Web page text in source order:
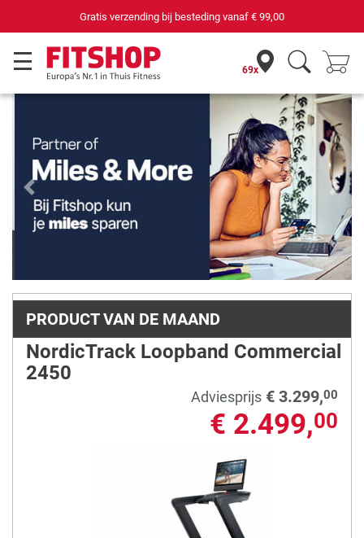
69 filialen met 75 eigen servicemonteurs
69x
Previous Next
PRODUCT VAN DE MAAND
NordicTrack Loopband Commercial
2450
Adviesprijs € 3.299,00
€ 2.499,00